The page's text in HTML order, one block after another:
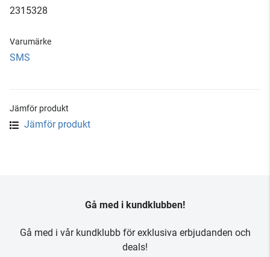
2315328
Varumärke
SMS
Jämför produkt
Jämför produkt
Gå med i kundklubben!
Gå med i vår kundklubb för exklusiva erbjudanden och
deals!